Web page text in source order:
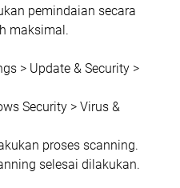
pemindaian secara
maksimal.
> Update & Security >
Security > Virus &
proses scanning.
selesai dilakukan.